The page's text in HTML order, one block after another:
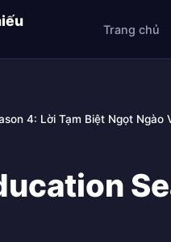
Trang chủ
4: Lời Tạm Biệt Ngọt Ngào